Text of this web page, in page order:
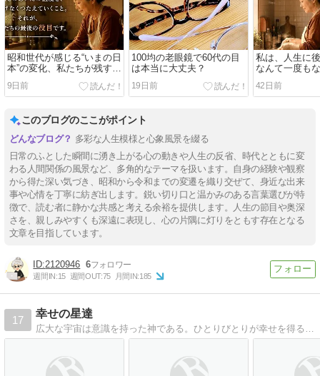
昭和世代が感じる“いまの日
本”の変化、私たちが残すも
のは？
9日前
100均の老眼鏡で60代の目
は本当に大丈夫？
19日前
私は、人生に
なんて一度も
42日前
このブログのここがポイント
多彩な人生模様と心象風景を綴る
日常のふとした瞬間に湧き上がる心の動きや人生の反省、時代とともに変
わる人間関係の風景など、多角的なテーマを扱います。自身の経験や観察
から得た深い気づき、昭和から令和までの変遷を織り交ぜて、身近な出来
事や心情を丁寧に紡ぎ出します。鋭い切り口と温かみのある言葉選びが特
徴で、読む者に静かな共感と考える余裕を提供します。人生の節目や奥深
さを、親しみやすくも深遠に表現し、心の片隅に灯りをともす存在となる
文章を目指しています。
2120946 6
週間IN:15 週間OUT:75 月間IN:185
17
幸せの星達